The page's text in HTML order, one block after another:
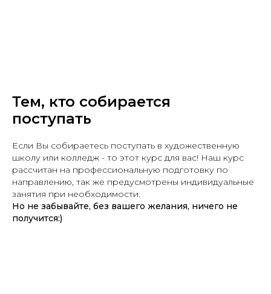
Тем, кто собирается
поступать
Если Вы собираетесь поступать в художественную
школу или колледж - то этот курс для вас! Наш курс
рассчитан на профессиональную подготовку по
направлению, так же предусмотрены индивидуальные
занятия при необходимости.
Но не забывайте, без вашего желания, ничего не
получится:)